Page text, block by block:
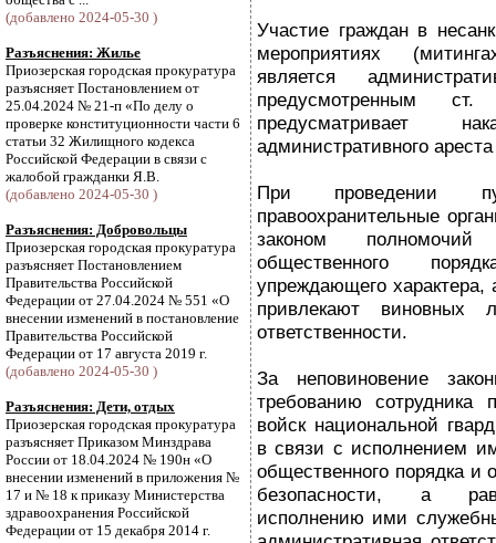
(добавлено 2024-05-30 )
Разъяснения: Жилье
Приозерская городская прокуратура
разъясняет Постановлением от
25.04.2024 № 21-п «По делу о
проверке конституционности части 6
статьи 32 Жилищного кодекса
Российской Федерации в связи с
жалобой гражданки Я.В.
(добавлено 2024-05-30 )
Разъяснения: Добровольцы
Приозерская городская прокуратура
разъясняет Постановлением
Правительства Российской
Федерации от 27.04.2024 № 551 «О
внесении изменений в постановление
Правительства Российской
Федерации от 17 августа 2019 г.
(добавлено 2024-05-30 )
Разъяснения: Дети, отдых
Приозерская городская прокуратура
разъясняет Приказом Минздрава
России от 18.04.2024 № 190н «О
внесении изменений в приложения №
17 и № 18 к приказу Министерства
здравоохранения Российской
Федерации от 15 декабря 2014 г.
Участие граждан в
мероприятиях
является
предусматривает
административного
При проведении
правоохранительные
законом полномочий
общественного
упреждающего
привлекают виновных
ответственности.
За неповиновение
требованию сотрудника
войск национальной
в связи с исполнением
общественного порядка и
безопасности, а
исполнению ими